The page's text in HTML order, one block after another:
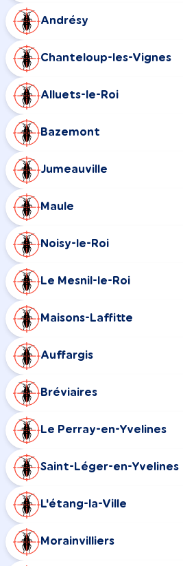
Andrésy
Chanteloup-les-Vignes
Alluets-le-Roi
Bazemont
Jumeauville
Maule
Noisy-le-Roi
Le Mesnil-le-Roi
Maisons-Laffitte
Auffargis
Bréviaires
Le Perray-en-Yvelines
Saint-Léger-en-Yvelines
L'étang-la-Ville
Morainvilliers